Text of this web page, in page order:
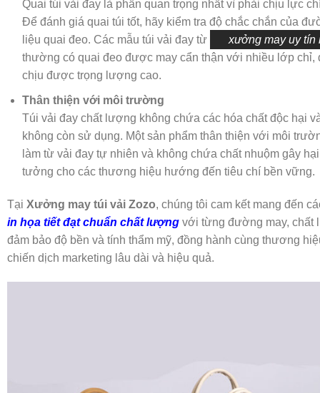
Quai túi vải đay là phần quan trọng nhất vì phải chịu lực
Để đánh giá quai túi tốt, hãy kiểm tra độ chắc chắn của
liệu quai đeo. Các mẫu túi vải đay từ
xưởng may uy tín
thường có quai đeo được may cẩn thận với nhiều lớp chỉ,
chịu được trọng lượng cao.
Thân thiện với môi trường
Túi vải đay chất lượng không chứa các hóa chất độc hại
không còn sử dụng. Một sản phẩm thân thiện với môi
làm từ vải đay tự nhiên và không chứa chất nhuộm gây
tưởng cho các thương hiệu hướng đến tiêu chí bền vững.
Tại Xưởng may túi vải Zozo, chúng tôi cam kết mang đến
in họa tiết đạt chuẩn chất lượng với từng đường may, chất
đảm bảo độ bền và tính thẩm mỹ, đồng hành cùng thương
chiến dịch marketing lâu dài và hiệu quả.